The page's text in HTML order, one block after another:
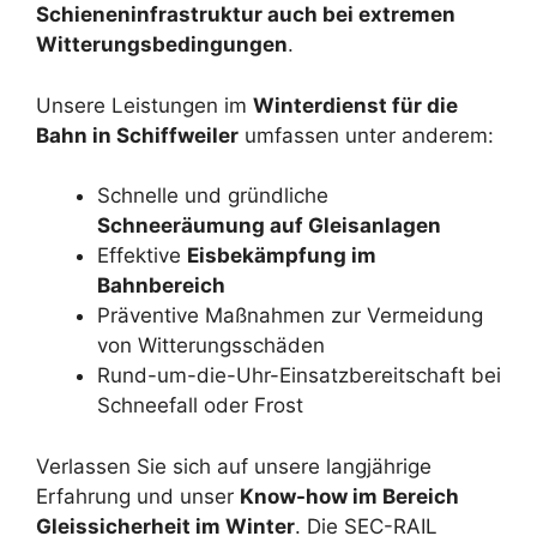
Schieneninfrastruktur auch bei extremen
Witterungsbedingungen.
Unsere Leistungen im Winterdienst für die
Bahn in Schiffweiler umfassen unter anderem:
Schnelle und gründliche
Schneeräumung auf Gleisanlagen
Effektive Eisbekämpfung im
Bahnbereich
Präventive Maßnahmen zur Vermeidung
von Witterungsschäden
Rund-um-die-Uhr-Einsatzbereitschaft bei
Schneefall oder Frost
Verlassen Sie sich auf unsere langjährige
Erfahrung und unser Know-how im Bereich
Gleissicherheit im Winter. Die SEC-RAIL